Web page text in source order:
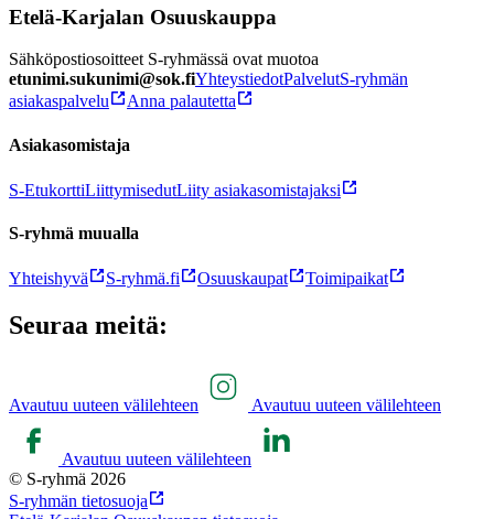
Etelä-Karjalan Osuuskauppa
Sähköpostiosoitteet S-ryhmässä ovat muotoa
etunimi.sukunimi@sok.fiYhteystiedotPalvelutS-ryhmän
asiakaspalvelu
Anna palautetta
Asiakasomistaja
S-EtukorttiLiittymisedutLiity asiakasomistajaksi
S-ryhmä muualla
Yhteishyvä S-ryhmä.fi Osuuskaupat Toimipaikat
Seuraa meitä:
Avautuu uuteen välilehteen Avautuu uuteen välilehteen
Avautuu uuteen välilehteen
© S-ryhmä 2026
S-ryhmän tietosuoja